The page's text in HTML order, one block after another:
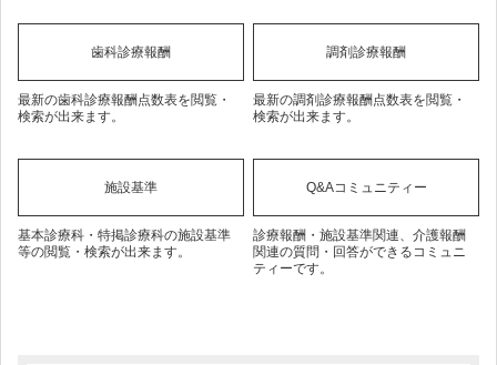
歯科診療報酬
最新の歯科診療報酬点数表を閲覧・
検索が出来ます。
調剤診療報酬
最新の調剤診療報酬点数表を閲覧・
検索が出来ます。
施設基準
基本診療科・特掲診療科の施設基準
等の閲覧・検索が出来ます。
Q&Aコミュニティー
診療報酬・施設基準関連、介護報酬
関連の質問・回答ができるコミュニ
ティーです。